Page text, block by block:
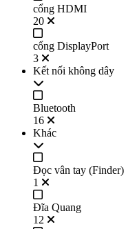
cổng HDMI
20
cổng DisplayPort
3
Kết nối không dây
Bluetooth
16
Khác
Đọc vân tay (Finder)
1
Đĩa Quang
12